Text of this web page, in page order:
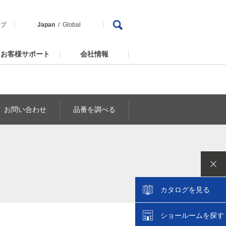
Japan Global
お客様サポート 会社情報
お問い合わせ 品番を調べる
カタログを見る
ショールームを探す